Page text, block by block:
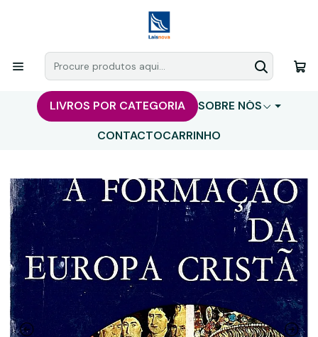
LIVROS POR CATEGORIA
SOBRE NÓS
CONTACTOCARRINHO